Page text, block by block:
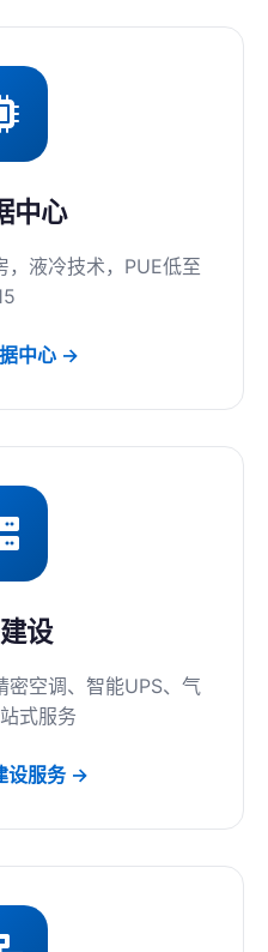
中心
，液冷技术，PUE低至
中心 →
设
密空调、智能UPS、气
式服务
设服务 →